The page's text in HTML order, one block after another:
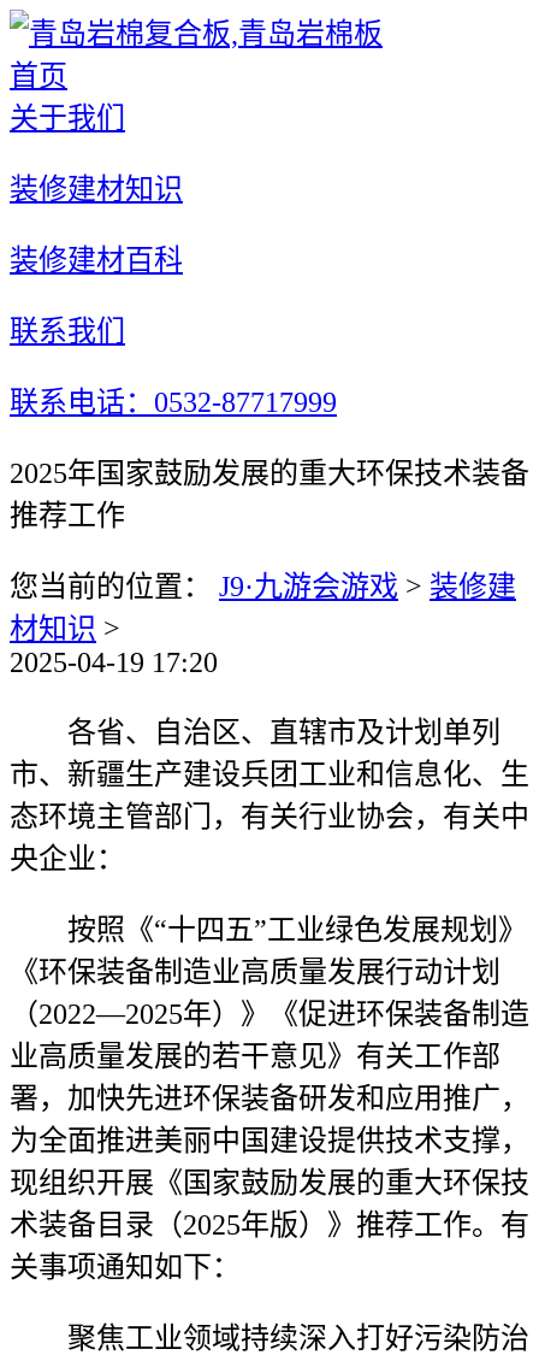
首页
关于我们
装修建材知识
装修建材百科
联系我们
联系电话：0532-87717999
2025年国家鼓励发展的重大环保技术装备
推荐工作
您当前的位置： J9·九游会游戏 > 装修建
材知识 >
2025-04-19 17:20
各省、自治区、直辖市及计划单列
市、新疆生产建设兵团工业和信息化、生
态环境主管部门，有关行业协会，有关中
央企业：
按照《“十四五”工业绿色发展规划》
《环保装备制造业高质量发展行动计划
（2022—2025年）》《促进环保装备制造
业高质量发展的若干意见》有关工作部
署，加快先进环保装备研发和应用推广，
为全面推进美丽中国建设提供技术支撑，
现组织开展《国家鼓励发展的重大环保技
术装备目录（2025年版）》推荐工作。有
关事项通知如下：
聚焦工业领域持续深入打好污染防治